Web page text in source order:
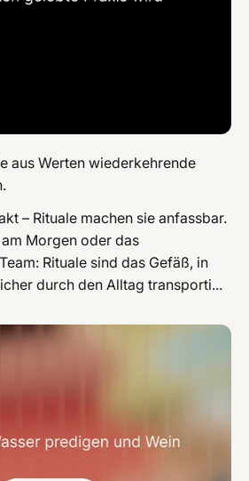
aus Werten wiederkehrende
– Rituale machen sie anfassbar.
Morgen oder das
Rituale sind das Gefäß, in
durch den Alltag transporti...